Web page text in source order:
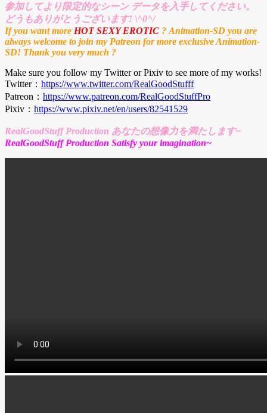
参加してより限定的なシーン データを入手してください。
どうもありがとうございます! \^0^/
If you want more HOT SEXY EROTIC ? Animation-SD you are
always welcome to join my Patreon for more exclusive Animation-
SD! Thank you very much ?
Make sure you follow my Twitter or Pixiv to see more of my works!
Twitter： https://www.twitter.com/RealGoodStufff
Patreon： https://www.patreon.com/RealGoodStuffPro
Pixiv： https://www.pixiv.net/en/users/82541529
RealGoodStuff Production あなたの想像力を満たします~
RealGoodStuff Production Satisfy your imagination~